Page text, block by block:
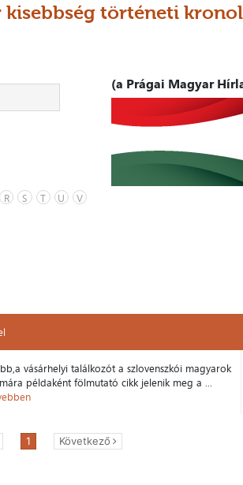
történeti
R S T U
V
(a Prágai Magyar
vásárhelyi találkozót a szlovenszkói magyarok
példaként fölmutató cikk jelenik meg a ...
1 Következő